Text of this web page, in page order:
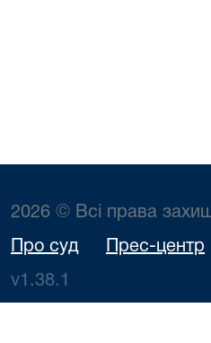
2026 © Всі права
Про суд Прес-центр
v1.38.1